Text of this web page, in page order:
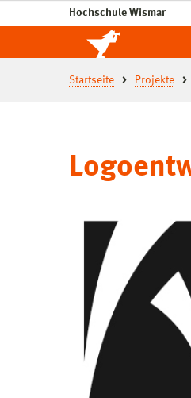
Hochschule Wismar
Startseite Projekte